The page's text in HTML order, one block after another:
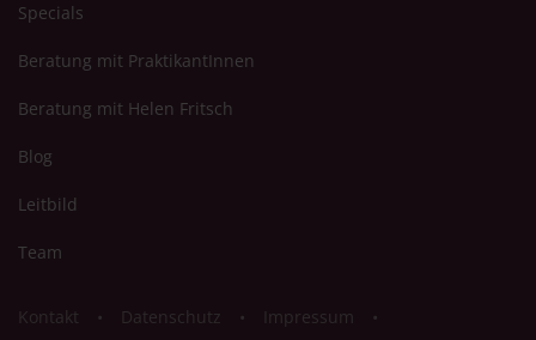
Specials
Beratung mit PraktikantInnen
Beratung mit Helen Fritsch
Blog
Leitbild
Team
Kontakt Datenschutz Impressum